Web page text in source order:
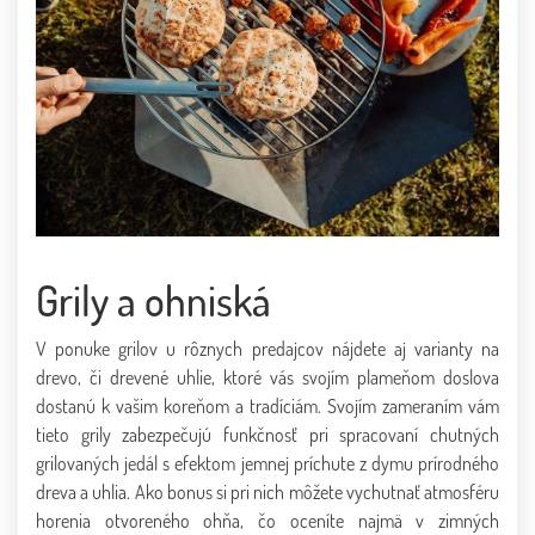
Grily a ohniská
V ponuke grilov u rôznych predajcov nájdete aj varianty na
drevo, či drevené uhlie, ktoré vás svojím plameňom doslova
dostanú k vašim koreňom a tradíciám. Svojím zameraním vám
tieto grily zabezpečujú funkčnosť pri spracovaní chutných
grilovaných jedál s efektom jemnej príchute z dymu prírodného
dreva a uhlia. Ako bonus si pri nich môžete vychutnať atmosféru
horenia otvoreného ohňa, čo oceníte najmä v zimných